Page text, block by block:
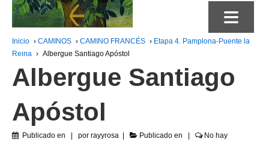
≡
Inicio › CAMINOS › CAMINO FRANCÉS › Etapa 4. Pamplona-Puente la
Reina › Albergue Santiago Apóstol
Albergue Santiago
Apóstol
Publicado en por rayyrosa Publicado en
No hay